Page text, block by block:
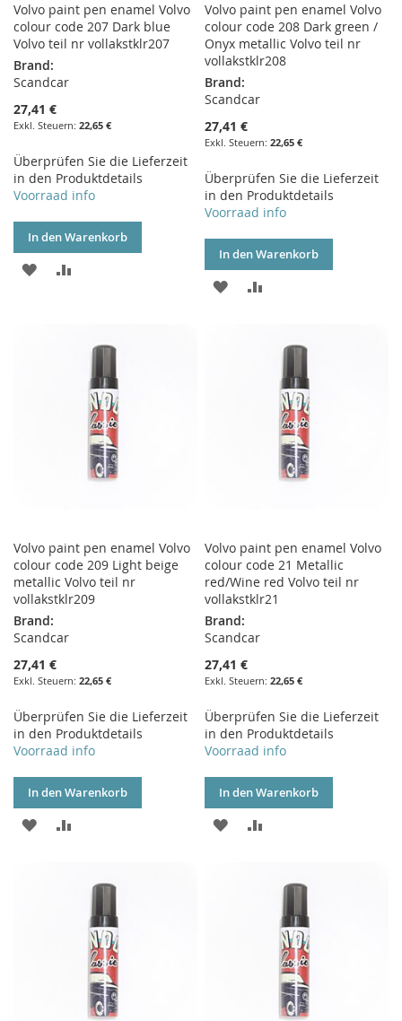
Volvo paint pen enamel Volvo
colour code 207 Dark blue
Volvo teil nr vollakstklr207
Brand:
Scandcar
27,41 €
22,65 €
Überprüfen Sie die Lieferzeit
in den Produktdetails
Voorraad info
In den Warenkorb
ZUR
Volvo paint pen enamel Volvo
colour code 208 Dark green /
Onyx metallic Volvo teil nr
vollakstklr208
Brand:
Scandcar
27,41 €
22,65 €
Überprüfen Sie die Lieferzeit
in den Produktdetails
Voorraad info
In den Warenkorb
ZUR
HINZUFÜGENHINZUFÜGEN
Volvo paint pen enamel Volvo
colour code 209 Light beige
metallic Volvo teil nr
vollakstklr209
Brand:
Scandcar
27,41 €
22,65 €
Überprüfen Sie die Lieferzeit
in den Produktdetails
Voorraad info
In den Warenkorb
ZUR
HINZUFÜGENHINZUFÜGEN
Volvo paint pen enamel Volvo
colour code 21 Metallic
red/Wine red Volvo teil nr
vollakstklr21
Brand:
Scandcar
27,41 €
22,65 €
Überprüfen Sie die Lieferzeit
in den Produktdetails
Voorraad info
In den Warenkorb
ZUR
HINZUFÜGENHINZUFÜGEN